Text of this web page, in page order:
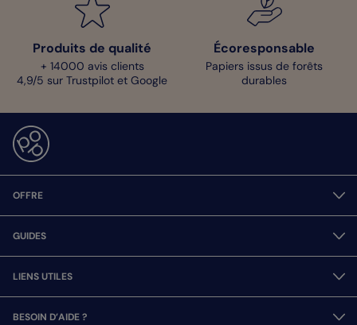
Produits de qualité
+ 14000 avis clients
4,9/5 sur Trustpilot et Google
Écoresponsable
Papiers issus de forêts
durables
OFFRE
GUIDES
LIENS UTILES
BESOIN D’AIDE ?